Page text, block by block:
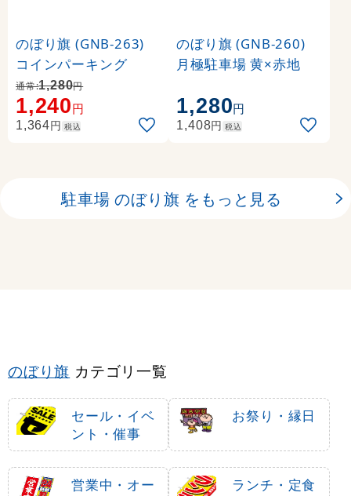
のぼり旗 (GNB-263)
コインパーキング
通常:1,280円
1,240円
1,364円 税込
のぼり旗 (GNB-260)
月極駐車場 黄×赤地
1,280円
1,408円 税込
駐車場 のぼり旗 をもっと見る
のぼり旗 カテゴリ一覧
セール・イベ
ント・催事
お祭り・縁日
営業中・オー
ランチ・定食